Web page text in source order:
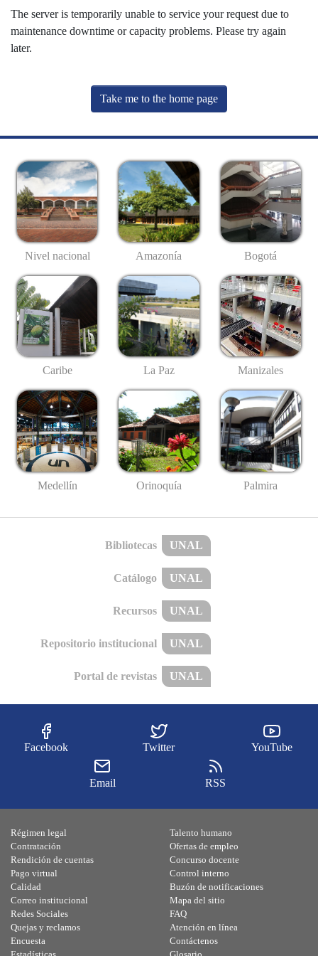
The server is temporarily unable to service your request due to
maintenance downtime or capacity problems. Please try again
later.
Take me to the home page
Nivel nacional Amazonía Bogotá
Caribe La Paz Manizales
Medellín Orinoquía Palmira
Bibliotecas UNAL
Catálogo UNAL
Recursos UNAL
Repositorio institucional UNAL
Portal de revistas UNAL
Facebook Twitter YouTube
Email RSS
Régimen legal
Contratación
Rendición de cuentas
Pago virtual
Calidad
Talento humano
Ofertas de empleo
Concurso docente
Control interno
Buzón de notificaciones
Correo institucional
Redes Sociales
Quejas y reclamos
Encuesta
Mapa del sitio
FAQ
Atención en línea
Contáctenos